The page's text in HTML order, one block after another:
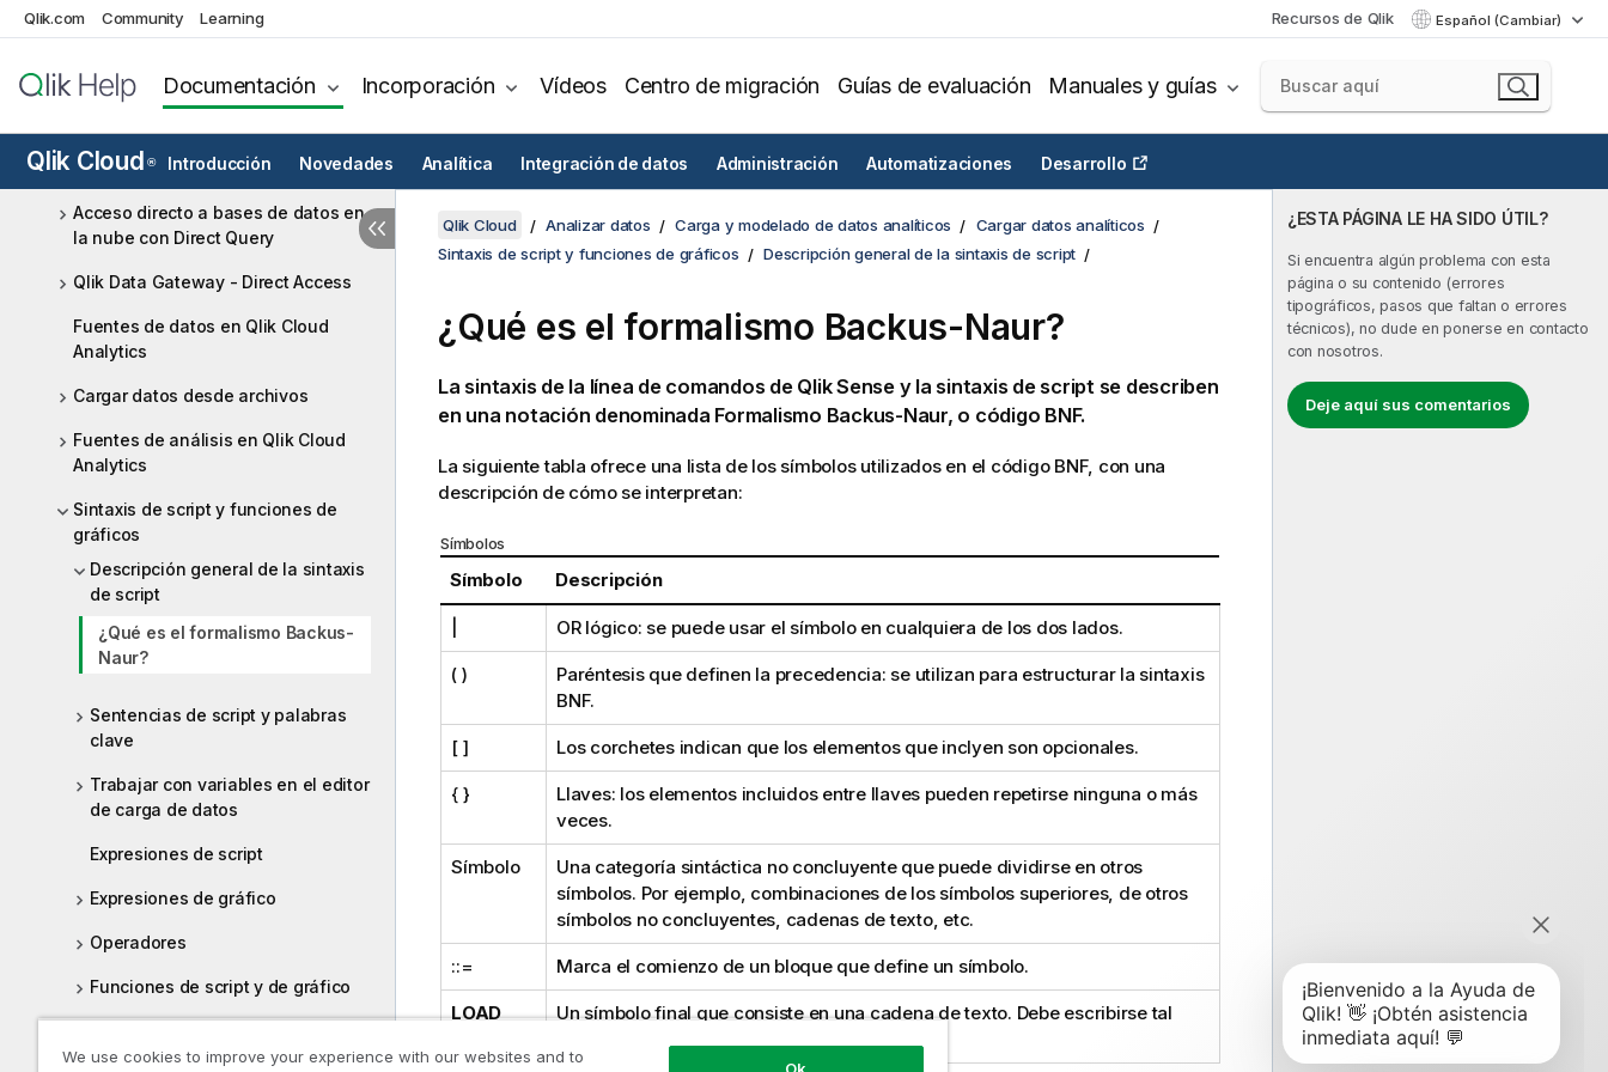
Qlik.com Community Learning Recursos de Qlik Español (Cambiar)
Documentación Incorporación Vídeos Centro de migración Guías de evaluación Manuales y guías
Qlik Cloud ® Introducción Novedades Analítica Integración de datos Administración Automatizaciones Desarrollo
receta de tabla
compartidos
Acceso directo a bases de datos en
la nube con Direct Query
Qlik Data Gateway - Direct Access
Fuentes de datos en Qlik Cloud
Analytics
Cargar datos desde archivos
Fuentes de análisis en Qlik Cloud
Analytics
Sintaxis de script y funciones de
gráficos
Descripción general de la sintaxis
de script
¿Qué es el formalismo Backus-
Naur?
Sentencias de script y palabras
clave
Trabajar con variables en el editor
de carga de datos
Expresiones de script
Expresiones de gráfico
Operadores
Funciones de script y de gráfico
gráfico
¿ESTA PÁGINA LE HA SIDO ÚTIL?
Si encuentra algún problema con esta
página o su contenido (errores
tipográficos, pasos que faltan o errores
técnicos), no dude en ponerse en contacto
con nosotros.
Deje aquí sus comentarios
Qlik Cloud Analizar datos Carga y modelado de datos analíticos
Cargar datos analíticos
Sintaxis de script y funciones de gráficos
Descripción general de la sintaxis de script
¿Qué es el formalismo Backus-Naur?
La sintaxis de la línea de comandos de Qlik Sensey la sintaxis de script se describen
en una notación denominada Formalismo Backus-Naur, o código BNF.
La siguiente tabla ofrece una lista de los símbolos utilizados en el código BNF, con una
descripción de cómo se interpretan:
Símbolos
Símbolo Descripción
ORlógico: se puede usar el símbolo en cualquiera de los dos lados.
( )
Paréntesis que definen la precedencia: se utilizan para estructurar la sintaxis
BNF.
[ ] Los corchetes indican que los elementos que inclyen son opcionales.
{ }
Llaves: los elementos incluidos entre llaves pueden repetirse ninguna o más
veces.
Símbolo
Una categoría sintáctica no concluyente que puede dividirse en otros
símbolos. Por ejemplo, combinaciones de los símbolos superiores, de otros
símbolos no concluyentes, cadenas de texto, etc.
::= Marca el comienzo de un bloque que define un símbolo.
LOAD
Un símbolo final que consiste en una cadena de texto. Debe escribirse tal
We use cookies to improve your experience with our websites and to